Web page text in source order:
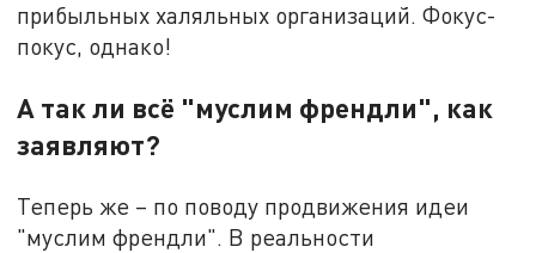
прибыльных халяльных организаций. Фокус-
покус, однако!
А так ли всё "муслим френдли", как
заявляют?
Теперь же – по поводу продвижения идеи
"муслим френдли". В реальности